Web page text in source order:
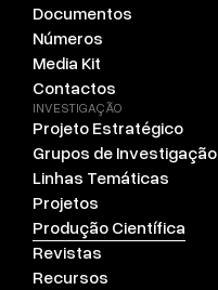
Documentos
Números
Media Kit
Contactos
INVESTIGAÇÃO
Projeto Estratégico
Grupos de Investigação
Linhas Temáticas
Projetos
Produção Científica
Revistas
Recursos